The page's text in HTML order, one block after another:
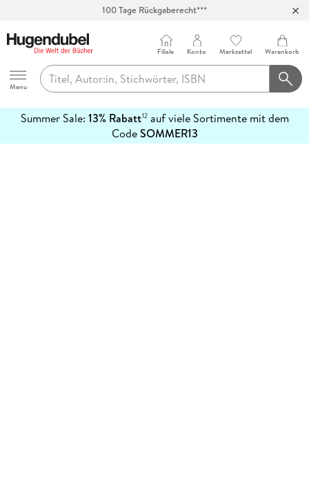
100 Tage Rückgaberecht***
Hugendubel
Menu
Filiale Konto Merkzettel Warenkorb
Summer Sale: 13% Rabatt12auf viele Sortimente mit dem
CodeSOMMER13
erfahren